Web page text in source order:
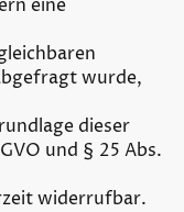
eine
wurde,
dieser
und § 25 Abs.
widerrufbar.